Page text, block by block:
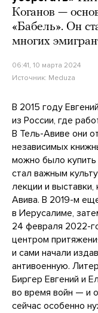
Коганов —
«Бабель». Он
многих
06:41, 10 марта 2024
Источник: Meduza
В 2015 году
из России, где
В Тель-Авиве они
независимых
можно было купить
стал важным
лекции и
Авива. В 2019-м
в Иерусалиме,
24 февраля 2022-
центром
и сами начали
антивоенную.
Биргер Евгений и
во время войн — и
сейчас особенно